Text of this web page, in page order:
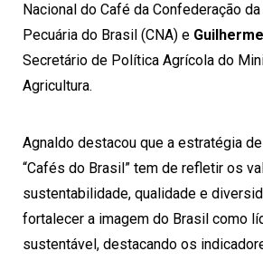
Nacional do Café da Confederação
Pecuária do Brasil (CNA) e
Secretário de Política Agrícola do
Agricultura.
Agnaldo destacou que a estratégia de
“Cafés do Brasil” tem de refletir os
sustentabilidade, qualidade e
fortalecer a imagem do Brasil como
sustentável, destacando os